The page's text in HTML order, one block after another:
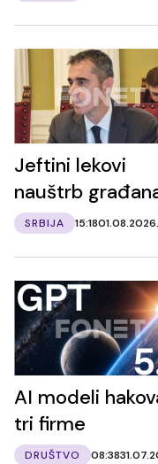
Jeftini lekovi
nauštrb
SRBIJA 15:1801.08.2026.
AI modeli
tri firme
DRUŠTVO 08:38